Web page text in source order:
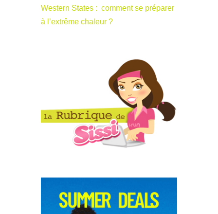
Western States : comment se préparer
à l’extrême chaleur ?